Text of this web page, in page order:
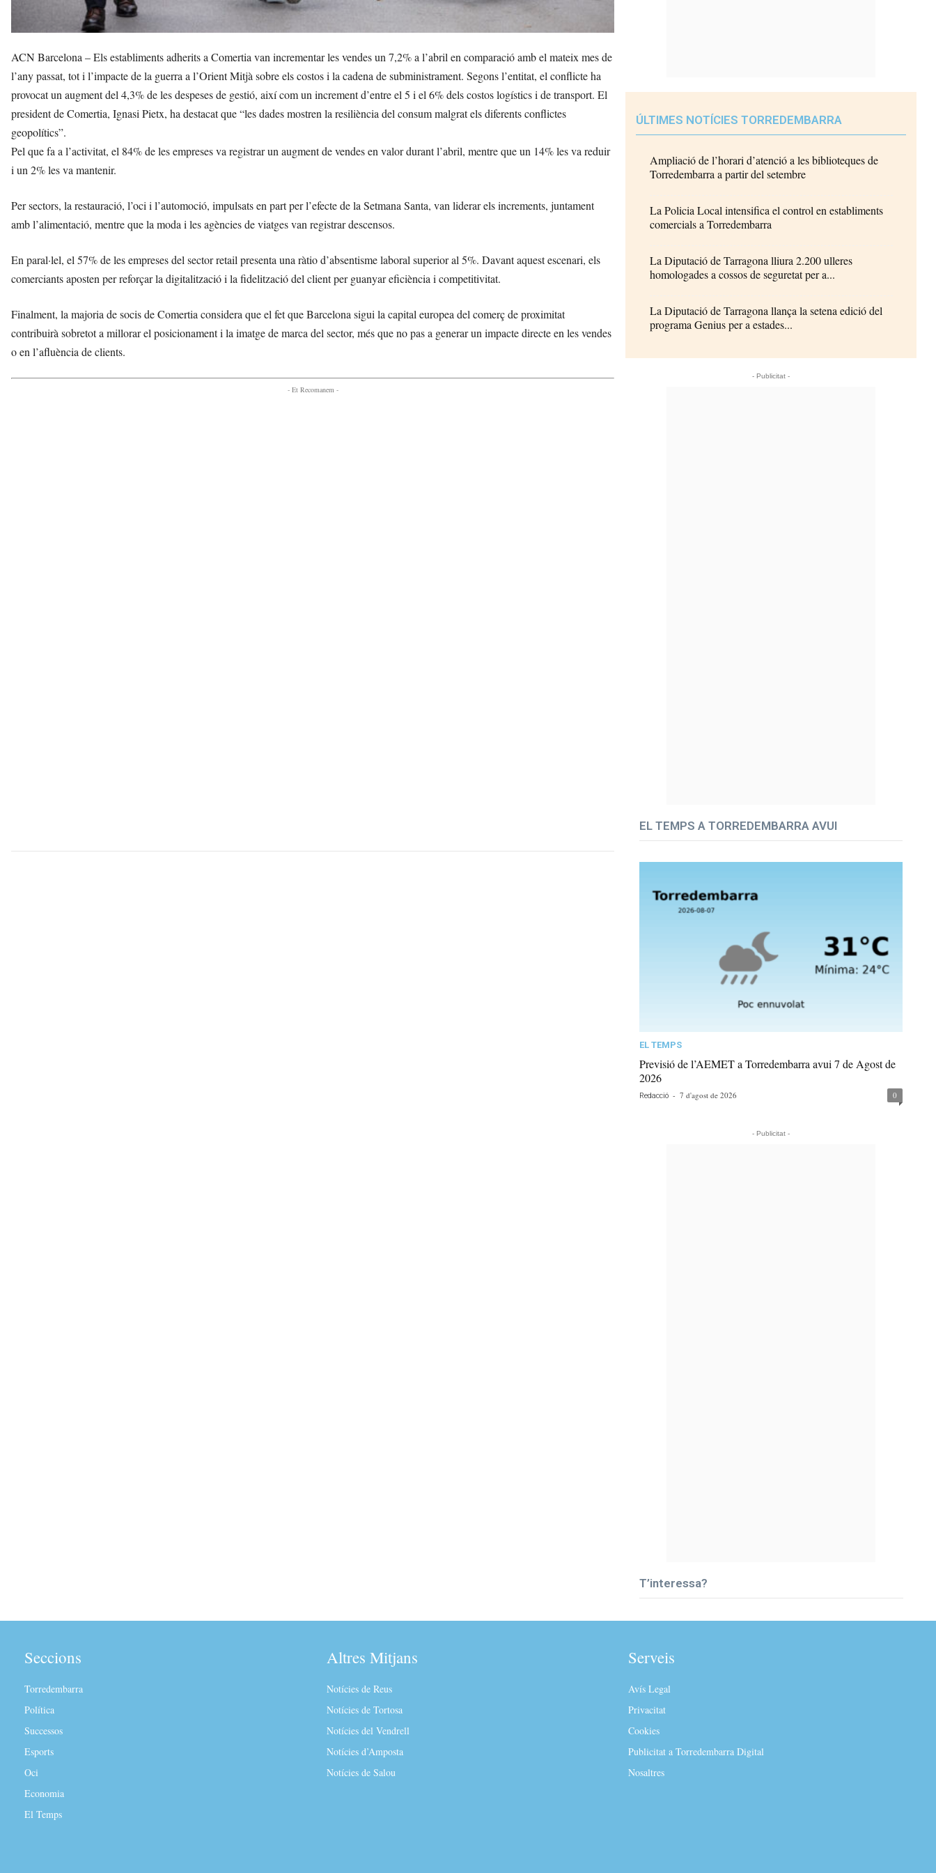
ACN Barcelona – Els establiments adherits a Comertia van incrementar les vendes un 7,2% a l’abril en comparació amb el mateix mes de
l’any passat, tot i l’impacte de la guerra a l’Orient Mitjà sobre els costos i la cadena de subministrament. Segons l’entitat, el conflicte ha
provocat un augment del 4,3% de les despeses de gestió, així com un increment d’entre el 5 i el 6% dels costos logístics i de transport. El
president de Comertia, Ignasi Pietx, ha destacat que “les dades mostren la resiliència del consum malgrat els diferents conflictes
geopolítics”.
Pel que fa a l’activitat, el 84% de les empreses va registrar un augment de vendes en valor durant l’abril, mentre que un 14% les va reduir
i un 2% les va mantenir.
Per sectors, la restauració, l’oci i l’automoció, impulsats en part per l’efecte de la Setmana Santa, van liderar els increments, juntament
amb l’alimentació, mentre que la moda i les agències de viatges van registrar descensos.
En paral·lel, el 57% de les empreses del sector retail presenta una ràtio d’absentisme laboral superior al 5%. Davant aquest escenari, els
comerciants aposten per reforçar la digitalització i la fidelització del client per guanyar eficiència i competitivitat.
Finalment, la majoria de socis de Comertia considera que el fet que Barcelona sigui la capital europea del comerç de proximitat
contribuirà sobretot a millorar el posicionament i la imatge de marca del sector, més que no pas a generar un impacte directe en les vendes
o en l’afluència de clients.
- Et Recomanem -
ÚLTIMES NOTÍCIES TORREDEMBARRA
Ampliació de l’horari d’atenció a les biblioteques de
Torredembarra a partir del setembre
La Policia Local intensifica el control en establiments
comercials a Torredembarra
La Diputació de Tarragona lliura 2.200 ulleres
homologades a cossos de seguretat per a...
La Diputació de Tarragona llança la setena edició del
programa Genius per a estades...
- Publicitat -
EL TEMPS A TORREDEMBARRA AVUI
EL TEMPS
Previsió de l’AEMET a Torredembarra avui 7 de Agost de
2026
Redacció - 7 d'agost de 2026 0
- Publicitat -
T’interessa?
Seccions
Torredembarra
Política
Successos
Esports
Oci
Economia
El Temps
Altres Mitjans
Notícies de Reus
Notícies de Tortosa
Notícies del Vendrell
Notícies d’Amposta
Notícies de Salou
Serveis
Avís Legal
Privacitat
Cookies
Publicitat a Torredembarra Digital
Nosaltres